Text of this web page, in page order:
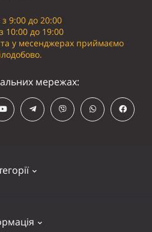
9:00 до 20:00
10:00 до 19:00
у месенджерах приймаємо
мережах: